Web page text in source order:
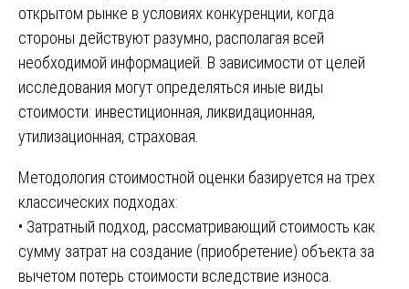
открытом рынке в условиях конкуренции, когда
стороны действуют разумно, располагая всей
необходимой информацией. В зависимости от целей
исследования могут определяться иные виды
стоимости: инвестиционная, ликвидационная,
утилизационная, страховая.
Методология стоимостной оценки базируется на трех
классических подходах:
• Затратный подход, рассматривающий стоимость как
сумму затрат на создание (приобретение) объекта за
вычетом потерь стоимости вследствие износа.